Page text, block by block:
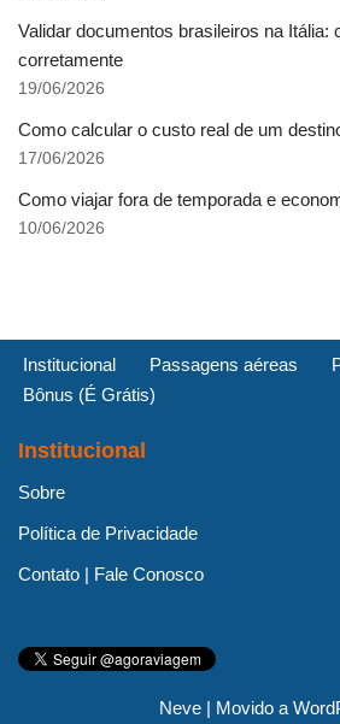
Validar documentos brasileiros na Itália:
corretamente
19/06/2026
Como calcular o custo real de um
17/06/2026
Como viajar fora de temporada e
10/06/2026
Institucional Passagens aéreas
Bônus (É Grátis)
Institucional
Sobre
Política de Privacidade
Contato | Fale Conosco
Neve| Movido a